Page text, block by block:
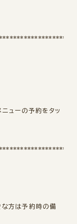
ューの予約をタッ
な方は予約時の備